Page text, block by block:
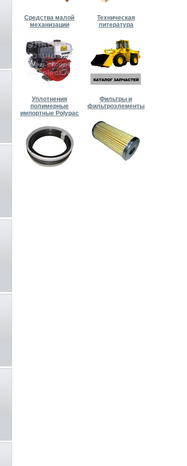
Средства малой
механизации
Техническая
литература
Уплотнения
полимерные
импортные Polypac
Фильтры и
фильтроэлементы